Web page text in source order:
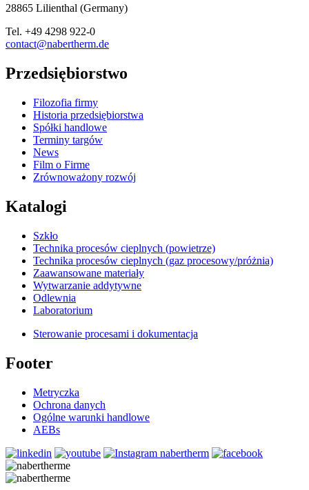
28865 Lilienthal (Germany)
Tel. +49 4298 922-0
contact@nabertherm.de
Przedsiębiorstwo
Filozofia firmy
Historia przedsiębiorstwa
Spółki handlowe
Terminy targów
News
Film o Firme
Zrównoważony rozwój
Katalogi
Szkło
Technika procesów cieplnych (powietrze)
Technika procesów cieplnych (gaz procesowy/próżnia)
Zaawansowane materiały
Wytwarzanie addytywne
Odlewnia
Laboratorium
Sterowanie procesami i dokumentacja
Footer
Metryczka
Ochrona danych
Ogólne warunki handlowe
AEBs